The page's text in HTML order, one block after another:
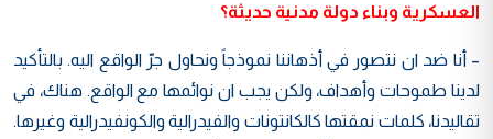
العسكرية وبناء دولة مدنية حديثة؟
– أنا ضد ان نتصور في أذهاننا نموذجاً ونحاول جرّ الواقع اليه. بالتأكيد
لدينا طموحات وأهداف، ولكن يجب ان نوائمها مع الواقع. هناك، في
تقاليدنا، كلمات نمقتها كالكانتونات والفيدرالية والكونفيدرالية وغيرها.